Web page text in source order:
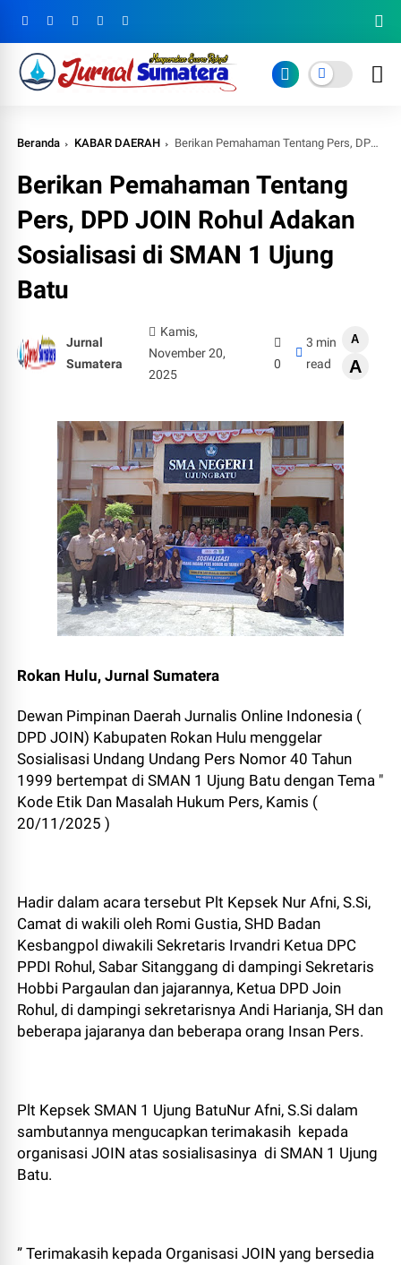
Beranda KABAR DAERAH Berikan Pemahaman Tentang Pers, DPD JOIN Rohul Adakan Sosialisasi di SMAN 1 Ujung Batu
Berikan Pemahaman Tentang
Pers, DPD JOIN Rohul Adakan
Sosialisasi di SMAN 1 Ujung
Batu
Jurnal
Sumatera
Kamis,
November 20,
2025
0
3 min
read
A
A
Rokan Hulu, Jurnal Sumatera
Dewan Pimpinan Daerah Jurnalis Online Indonesia (
DPD JOIN) Kabupaten Rokan Hulu menggelar
Sosialisasi Undang Undang Pers Nomor 40 Tahun
1999 bertempat di SMAN 1 Ujung Batu dengan Tema "
Kode Etik Dan Masalah Hukum Pers, Kamis (
20/11/2025 )
Hadir dalam acara tersebut Plt Kepsek Nur Afni, S.Si,
Camat di wakili oleh Romi Gustia, SHD Badan
Kesbangpol diwakili Sekretaris Irvandri Ketua DPC
PPDI Rohul, Sabar Sitanggang di dampingi Sekretaris
Hobbi Pargaulan dan jajarannya, Ketua DPD Join
Rohul, di dampingi sekretarisnya Andi Harianja, SH dan
beberapa jajaranya dan beberapa orang Insan Pers.
Plt Kepsek SMAN 1 Ujung BatuNur Afni, S.Si dalam
sambutannya mengucapkan terimakasih kepada
organisasi JOIN atas sosialisasinya di SMAN 1 Ujung
Batu.
” Terimakasih kepada Organisasi JOIN yang bersedia